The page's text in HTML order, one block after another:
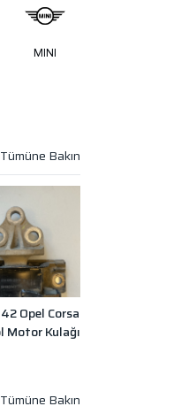
MINI
Opel Corsa
Motor Kulağı